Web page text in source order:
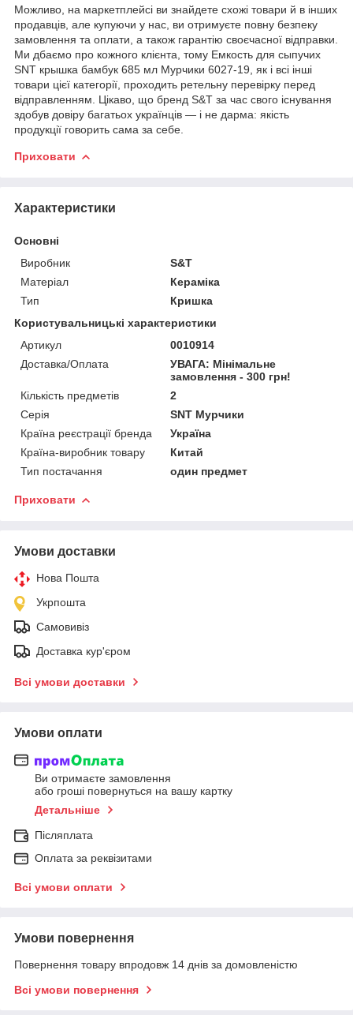
Можливо, на маркетплейсі ви знайдете схожі товари й в інших
продавців, але купуючи у нас, ви отримуєте повну безпеку
замовлення та оплати, а також гарантію своєчасної відправки.
Ми дбаємо про кожного клієнта, тому Емкость для сыпучих
SNT крышка бамбук 685 мл Мурчики 6027-19, як і всі інші
товари цієї категорії, проходить ретельну перевірку перед
відправленням. Цікаво, що бренд S&T за час свого існування
здобув довіру багатьох українців — і не дарма: якість
продукції говорить сама за себе.
Приховати
Характеристики
Основні
Виробник
S&T
Матеріал
Кераміка
Тип
Кришка
Користувальницькі характеристики
Артикул
0010914
Доставка/Оплата
УВАГА: Мінімальне
замовлення - 300 грн!
Кількість предметів
2
Серія
SNT Мурчики
Країна реєстрації бренда
Україна
Країна-виробник товару
Китай
Тип постачання
один предмет
Приховати
Умови доставки
Нова Пошта
Укрпошта
Самовивіз
Доставка кур'єром
Всі умови доставки
Умови оплати
Ви отримаєте замовлення
або гроші повернуться на вашу картку
Детальніше
Післяплата
Оплата за реквізитами
Всі умови оплати
Умови повернення
Повернення товару впродовж 14 днів за домовленістю
Всі умови повернення